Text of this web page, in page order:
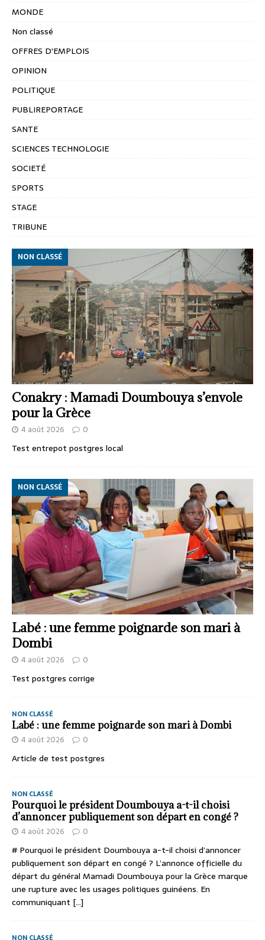
MONDE
Non classé
OFFRES D'EMPLOIS
OPINION
POLITIQUE
PUBLIREPORTAGE
SANTE
SCIENCES TECHNOLOGIE
SOCIETÉ
SPORTS
STAGE
TRIBUNE
Conakry : Mamadi Doumbouya s’envole
pour la Grèce
NON CLASSÉ
4 août 2026 0
Test entrepot postgres local
Labé : une femme poignarde son mari à
Dombi
NON CLASSÉ
4 août 2026 0
Test postgres corrige
NON CLASSÉ
Labé : une femme poignarde son mari à Dombi
4 août 2026 0
Article de test postgres
NON CLASSÉ
Pourquoi le président Doumbouya a-t-il choisi
d’annoncer publiquement son départ en congé ?
4 août 2026 0
# Pourquoi le président Doumbouya a-t-il choisi d’annoncer
publiquement son départ en congé ? L’annonce officielle du
départ du général Mamadi Doumbouya pour la Grèce marque
une rupture avec les usages politiques guinéens. En
communiquant [...]